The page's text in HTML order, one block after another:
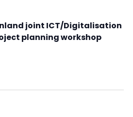
joint ICT/Digitalisation
planning workshop